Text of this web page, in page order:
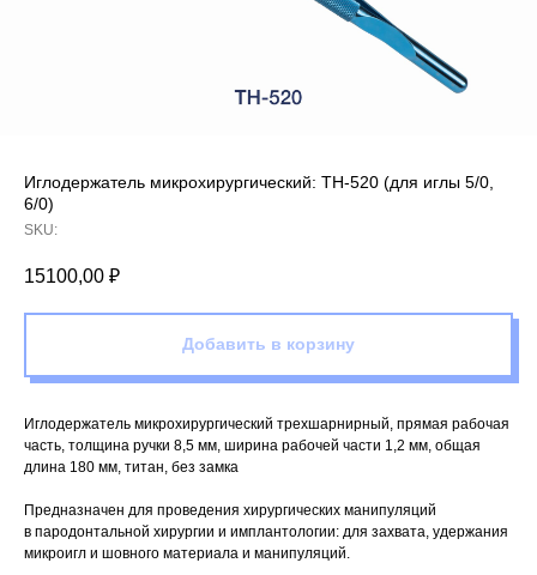
Иглодержатель микрохирургический: TH-520 (для иглы 5/0,
6/0)
SKU:
15100,00 ₽
Добавить в корзину
Иглодержатель микрохирургический трехшарнирный, прямая рабочая
часть, толщина ручки 8,5 мм, ширина рабочей части 1,2 мм, общая
длина 180 мм, титан, без замка
Предназначен для проведения хирургических манипуляций
в пародонтальной хирургии и имплантологии: для захвата, удержания
микроигл и шовного материала и манипуляций.